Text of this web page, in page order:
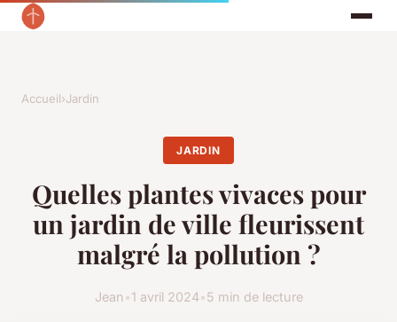
Accueil›Jardin
JARDIN
Quelles plantes vivaces pour
un jardin de ville fleurissent
malgré la pollution ?
Jean•1 avril 2024•5 min de lecture